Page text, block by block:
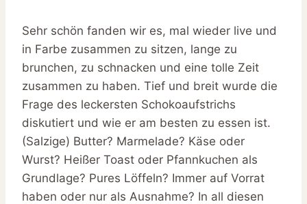
Sehr schön fanden wir es, mal wieder live und
in Farbe zusammen zu sitzen, lange zu
brunchen, zu schnacken und eine tolle Zeit
zusammen zu haben. Tief und breit wurde die
Frage des leckersten Schokoaufstrichs
diskutiert und wie er am besten zu essen ist.
(Salzige) Butter? Marmelade? Käse oder
Wurst? Heißer Toast oder Pfannkuchen als
Grundlage? Pures Löffeln? Immer auf Vorrat
haben oder nur als Ausnahme? In all diesen